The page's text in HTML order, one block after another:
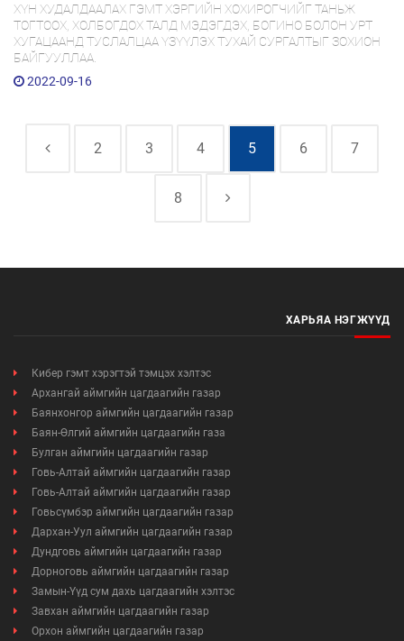
ХҮН ХУДАЛДААЛАХ ГЭМТ ХЭРГИЙН ХОХИРОГЧИЙГ ТАНЬЖ
ТОГТООХ, ХОЛБОГДОХ ТАЛД МЭДЭГДЭХ, БОГИНО БОЛОН УРТ
ХУГАЦААНД ТУСЛАЛЦАА ҮЗҮҮЛЭХ ТУХАЙ СУРГАЛТЫГ ЗОХИОН
БАЙГУУЛЛАА.
2022-09-16
2 3 4 5 6 7
8
ХАРЬЯА НЭГЖҮҮД
Кибер гэмт хэрэгтэй тэмцэх хэлтэс
Архангай аймгийн цагдаагийн газар
Баянхонгор аймгийн цагдаагийн газар
Баян-Өлгий аймгийн цагдаагийн газа
Булган аймгийн цагдаагийн газар
Говь-Алтай аймгийн цагдаагийн газар
Говь-Алтай аймгийн цагдаагийн газар
Говьсүмбэр аймгийн цагдаагийн газар
Дархан-Уул аймгийн цагдаагийн газар
Дундговь аймгийн цагдаагийн газар
Дорноговь аймгийн цагдаагийн газар
Замын-Үүд сум дахь цагдаагийн хэлтэс
Завхан аймгийн цагдаагийн газар
Орхон аймгийн цагдаагийн газар